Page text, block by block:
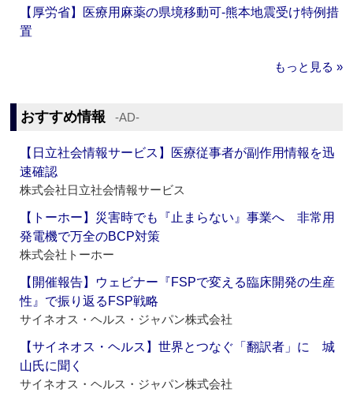
【厚労省】医療用麻薬の県境移動可‐熊本地震受け特例措
置
もっと見る »
おすすめ情報 ‐AD‐
【日立社会情報サービス】医療従事者が副作用情報を迅
速確認
株式会社日立社会情報サービス
【トーホー】災害時でも『止まらない』事業へ 非常用
発電機で万全のBCP対策
株式会社トーホー
【開催報告】ウェビナー『FSPで変える臨床開発の生産
性』で振り返るFSP戦略
サイネオス・ヘルス・ジャパン株式会社
【サイネオス・ヘルス】世界とつなぐ「翻訳者」に 城
山氏に聞く
サイネオス・ヘルス・ジャパン株式会社